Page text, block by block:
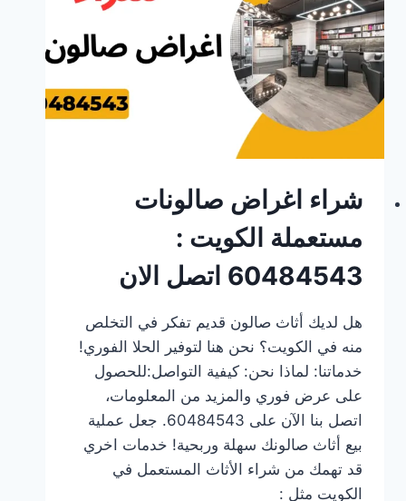
|
الاقتصاد
والاستدامة
في
آن
واحد
|
الآن
شراء اغراض صالونات
مستعملة الكويت :
60484543 اتصل الان
هل لديك أثاث صالون قديم تفكر في التخلص
منه في الكويت؟ نحن هنا لتوفير الحلا الفوري!
خدماتنا: لماذا نحن: كيفية التواصل:للحصول
على عرض فوري والمزيد من المعلومات،
اتصل بنا الآن على 60484543. جعل عملية
بيع أثاث صالونك سهلة وربحية! خدمات اخري
قد تهمك من شراء الأثاث المستعمل في
الكويت مثل :